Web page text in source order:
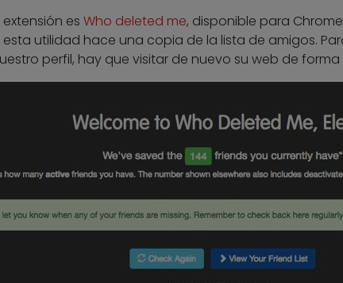
es Who deleted me, disponible para
utilidad hace una copia de la lista de amigos.
perfil, hay que visitar de nuevo su web de